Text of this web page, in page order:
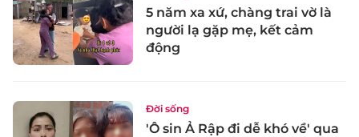
5 năm xa xứ, chàng trai vờ là
người lạ gặp mẹ, kết cảm
động
Đời sống
'Ô sin Ả Rập đi dễ khó về' qua